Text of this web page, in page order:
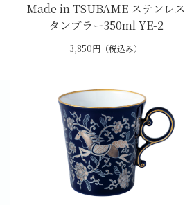
Made in TSUBAME ステンレス
タンブラー350ml YE-2
3,850円（税込み）